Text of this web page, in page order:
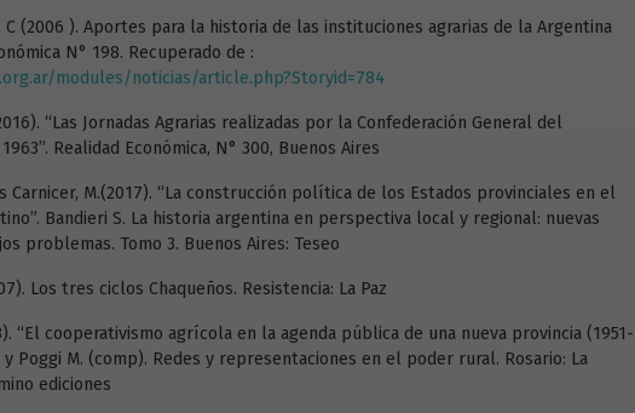
C (2006 ). Aportes para la historia de las instituciones agrarias de la Argentina
N° 198. Recuperado de :
modules/noticias/article.php?Storyid=784
“Las Jornadas Agrarias realizadas por la Confederación General del
Realidad Económica, N° 300, Buenos Aires
Carnicer, M.(2017). “La construcción política de los Estados provinciales en el
Bandieri S. La historia argentina en perspectiva local y regional: nuevas
problemas. Tomo 3. Buenos Aires: Teseo
Los tres ciclos Chaqueños. Resistencia: La Paz
“El cooperativismo agrícola en la agenda pública de una nueva provincia (1951-
y Poggi M. (comp). Redes y representaciones en el poder rural. Rosario: La
ediciones